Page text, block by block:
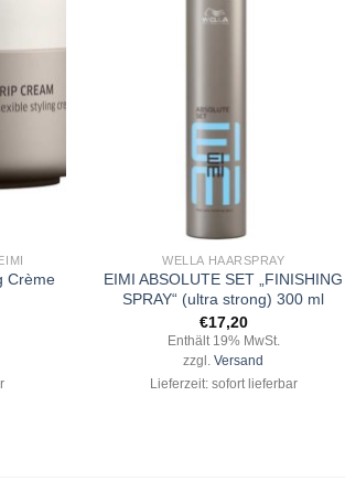
Crème
WELLA HAARSPRAY
EIMI ABSOLUTE SET „FINISHING
SPRAY“ (ultra strong) 300 ml
€17,20
Enthält 19% MwSt.
zzgl.Versand
Lieferzeit: sofort lieferbar